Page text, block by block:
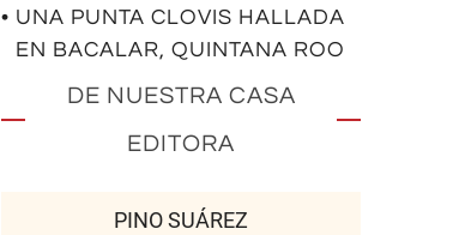
• UNA PUNTA CLOVIS HALLADA
EN BACALAR, QUINTANA ROO
DE NUESTRA CASA
EDITORA
PINO SUÁREZ